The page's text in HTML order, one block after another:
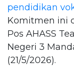
pendidikan
Komitmen ini
Pos AHASS
Negeri 3
(21/5/2026).